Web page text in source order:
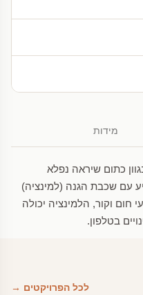
מידות
כתום שיראה נפלא
עם שכבת הגנה (למינציה)
וקור, הלמינציה יכולה
בטלפון.
לכל הפרויקטים →